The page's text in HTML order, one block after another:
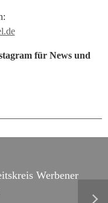
für News und
Werbener